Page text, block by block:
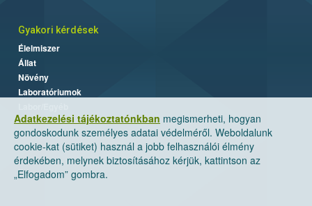
Adatkezelési tájékoztatónkban megismerheti, hogyan
gondoskodunk személyes adatai védelméről. Weboldalunk
cookie-kat (sütiket) használ a jobb felhasználói élmény
érdekében, melynek biztosításához kérjük, kattintson az
„Elfogadom” gombra.
Gyakori kérdések
Élelmiszer
Állat
Növény
Laboratóriumok